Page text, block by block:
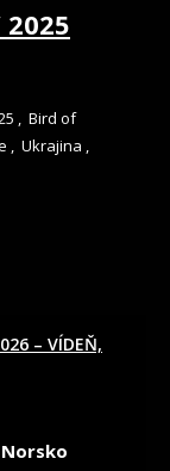
2025
, Bird of
, Ukrajina ,
– VÍDEŇ,